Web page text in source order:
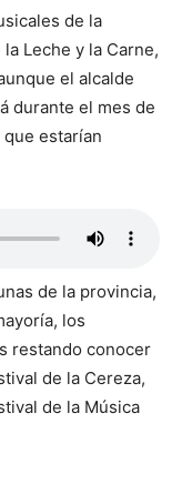
de la
Leche y la Carne,
el alcalde
durante el mes de
estarían
de la provincia,
los
restando conocer
de la Cereza,
de la Música